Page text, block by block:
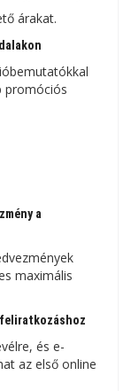
árakat.
promóciós
a
maximális
feliratkozáshoz
és e-
az első online